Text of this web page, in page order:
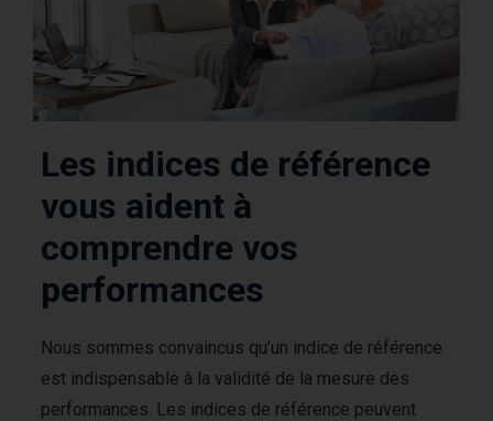
Les indices de référence
vous aident à
comprendre vos
performances
Nous sommes convaincus qu’un indice de référence
est indispensable à la validité de la mesure des
performances. Les indices de référence peuvent